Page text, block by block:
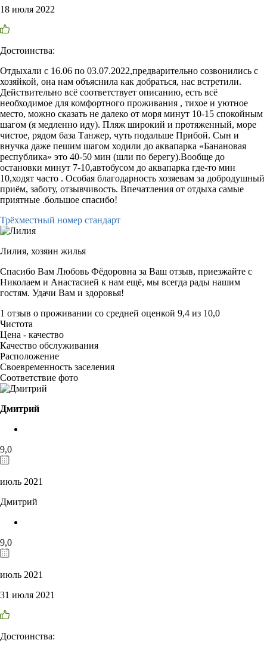
18 июля 2022
Достоинства:
Отдыхали с 16.06 по 03.07.2022,предварительно созвонились с
хозяйкой, она нам объяснила как добраться, нас встретили.
Действительно всё соответствует описанию, есть всё
необходимое для комфортного проживания , тихое и уютное
место, можно сказать не далеко от моря минут 10-15 спокойным
шагом (я медленно иду). Пляж широкий и протяженный, море
чистое, рядом база Танжер, чуть подальше Прибой. Сын и
внучка даже пешим шагом ходили до аквапарка «Банановая
республика» это 40-50 мин (шли по берегу).Вообще до
остановки минут 7-10,автобусом до аквапарка где-то мин
10,ходят часто . Особая благодарность хозяевам за добродушный
приём, заботу, отзывчивость. Впечатления от отдыха самые
приятные .большое спасибо!
Трёхместный номер стандарт
Лилия, хозяин жилья
Спасибо Вам Любовь Фёдоровна за Ваш отзыв, приезжайте с
Николаем и Анастасией к нам ещё, мы всегда рады нашим
гостям. Удачи Вам и здоровья!
1 отзыв о проживании со средней оценкой 9,4 из 10,0
Чистота
Цена - качество
Качество обслуживания
Расположение
Своевременность заселения
Соответствие фото
Дмитрий
9,0
июль 2021
Дмитрий
9,0
июль 2021
31 июля 2021
Достоинства: